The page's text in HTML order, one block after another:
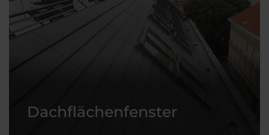
Dachflächenfenster